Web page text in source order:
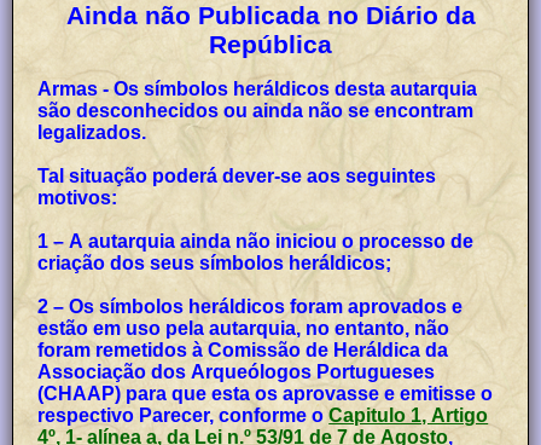
Ainda não Publicada no Diário da
República
Armas - Os símbolos heráldicos desta autarquia
são desconhecidos ou ainda não se encontram
legalizados.
Tal situação poderá dever-se aos seguintes
motivos:
1 – A autarquia ainda não iniciou o processo de
criação dos seus símbolos heráldicos;
2 – Os símbolos heráldicos foram aprovados e
estão em uso pela autarquia, no entanto, não
foram remetidos à Comissão de Heráldica da
Associação dos Arqueólogos Portugueses
(CHAAP) para que esta os aprovasse e emitisse o
respectivo Parecer, conforme oCapitulo 1, Artigo
4º, 1- alínea a, da Lei n.º 53/91 de 7 de Agosto,